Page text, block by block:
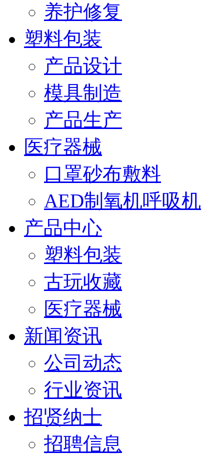
养护修复
塑料包装
产品设计
模具制造
产品生产
医疗器械
口罩砂布敷料
AED制氧机呼吸机
产品中心
塑料包装
古玩收藏
医疗器械
新闻资讯
公司动态
行业资讯
招贤纳士
招聘信息